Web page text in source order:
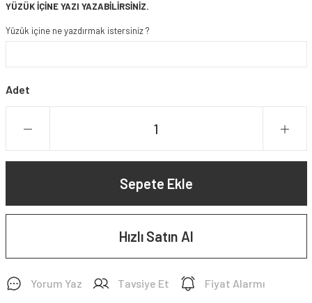
YÜZÜK İÇİNE YAZI YAZABİLİRSİNİZ.
Yüzük içine ne yazdırmak istersiniz ?
Adet
Sepete Ekle
Hızlı Satın Al
Yorum Yaz Tavsiye Et Fiyat Alarmı